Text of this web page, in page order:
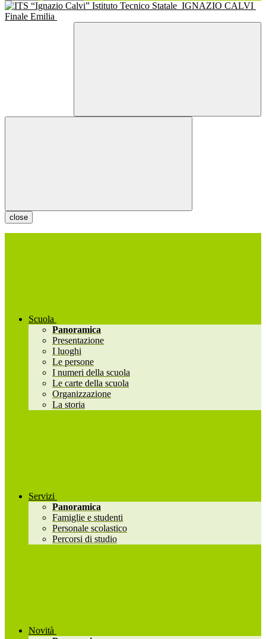
Istituto Tecnico Statale IGNAZIO CALVI
Finale Emilia
close
Scuola
Panoramica
Presentazione
I luoghi
Le persone
I numeri della scuola
Le carte della scuola
Organizzazione
La storia
Servizi
Panoramica
Famiglie e studenti
Personale scolastico
Percorsi di studio
Novità